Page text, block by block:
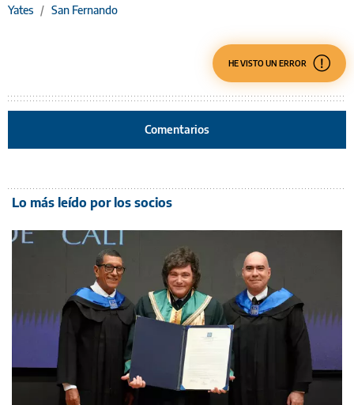
Yates / San Fernando
HE VISTO UN ERROR
Comentarios
Lo más leído por los socios